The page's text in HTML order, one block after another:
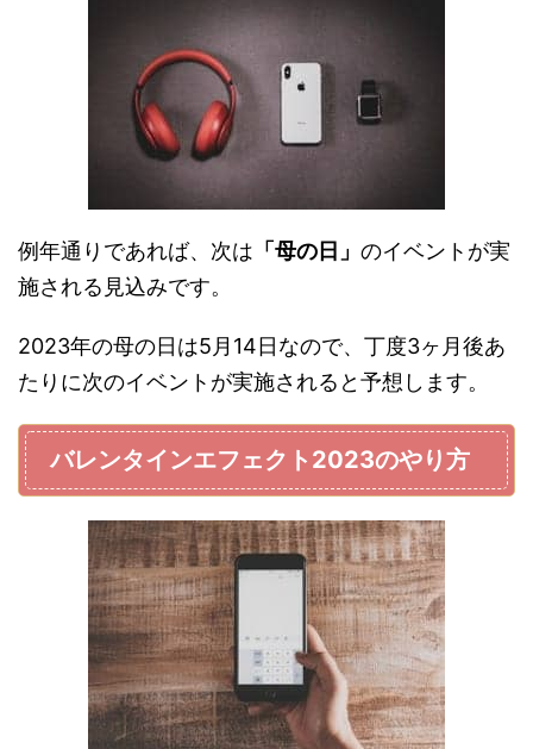
例年通りであれば、次は 「母の日」 のイベントが実
施される見込みです。
2023年の母の日は5月14日なので、丁度3ヶ月後あ
たりに次のイベントが実施されると予想します。
バレンタインエフェクト2023のやり方